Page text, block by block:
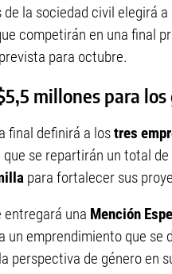
de la sociedad civil elegirá a
competirán en una final
para octubre.
millones para
final definirá a lostres
que se repartirán un total de
para fortalecer sus
entregará una Mención
a un emprendimiento que se
perspectiva de género en